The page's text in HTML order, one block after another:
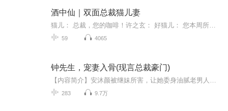
酒中仙｜双面总裁猫儿妻
59 4065
钟先生，宠妻入骨(现言总裁豪门)
283 9.7万